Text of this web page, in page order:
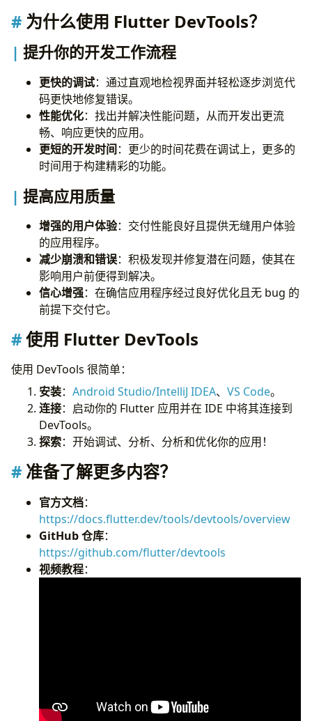
为什么使用 Flutter DevTools？
提升你的开发工作流程
更快的调试：通过直观地检视界面并轻松逐步浏览代
码更快地修复错误。
性能优化：找出并解决性能问题，从而开发出更流
畅、响应更快的应用。
更短的开发时间：更少的时间花费在调试上，更多的
时间用于构建精彩的功能。
提高应用质量
增强的用户体验：交付性能良好且提供无缝用户体验
的应用程序。
减少崩溃和错误：积极发现并修复潜在问题，使其在
影响用户前便得到解决。
信心增强：在确信应用程序经过良好优化且无 bug 的
前提下交付它。
使用 Flutter DevTools
使用 DevTools 很简单：
安装： Android Studio/IntelliJ IDEA、 VS Code。
连接：启动你的 Flutter 应用并在 IDE 中将其连接到
DevTools。
探索：开始调试、分析、分析和优化你的应用！
准备了解更多内容？
官方文档：
https://docs.flutter.dev/tools/devtools/overview
GitHub 仓库：
https://github.com/flutter/devtools
视频教程：